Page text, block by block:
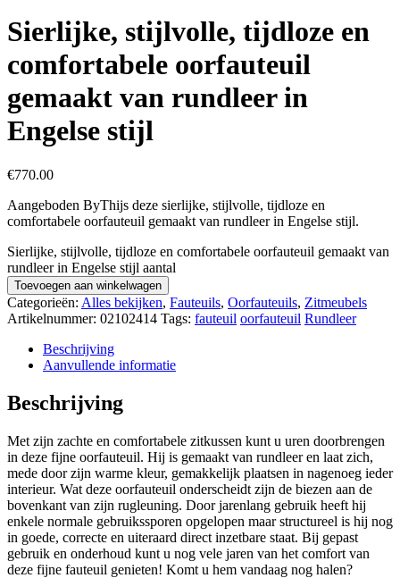
Sierlijke, stijlvolle, tijdloze en
comfortabele oorfauteuil
gemaakt van rundleer in
Engelse stijl
€770.00
Aangeboden ByThijs deze sierlijke, stijlvolle, tijdloze en
comfortabele oorfauteuil gemaakt van rundleer in Engelse stijl.
Sierlijke, stijlvolle, tijdloze en comfortabele oorfauteuil gemaakt van
rundleer in Engelse stijl aantal
Toevoegen aan winkelwagen
Categorieën: Alles bekijken, Fauteuils, Oorfauteuils, Zitmeubels
Artikelnummer: 02102414 Tags: fauteuil oorfauteuil Rundleer
Beschrijving
Aanvullende informatie
Beschrijving
Met zijn zachte en comfortabele zitkussen kunt u uren doorbrengen
in deze fijne oorfauteuil. Hij is gemaakt van rundleer en laat zich,
mede door zijn warme kleur, gemakkelijk plaatsen in nagenoeg ieder
interieur. Wat deze oorfauteuil onderscheidt zijn de biezen aan de
bovenkant van zijn rugleuning. Door jarenlang gebruik heeft hij
enkele normale gebruikssporen opgelopen maar structureel is hij nog
in goede, correcte en uiteraard direct inzetbare staat. Bij gepast
gebruik en onderhoud kunt u nog vele jaren van het comfort van
deze fijne fauteuil genieten! Komt u hem vandaag nog halen?